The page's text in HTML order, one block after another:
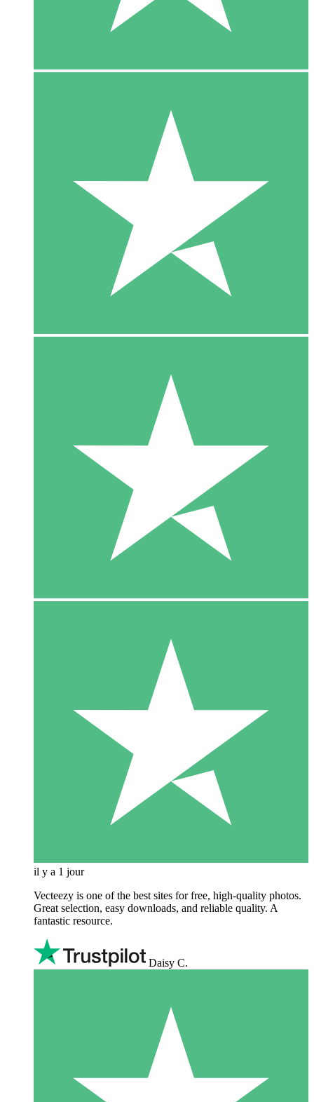
il y a 1 jour
Vecteezy is one of the best sites for free, high‑quality photos.
Great selection, easy downloads, and reliable quality. A
fantastic resource.
Daisy C.